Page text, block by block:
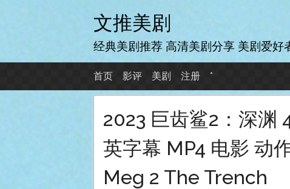
跳
至
内
文推美剧
经典美剧推荐 高清美剧分享 美剧爱好
首页 影评 美剧 注册 *
2023 巨齿鲨2：深渊
英字幕 MP4 电影 动
Meg 2 The Trench